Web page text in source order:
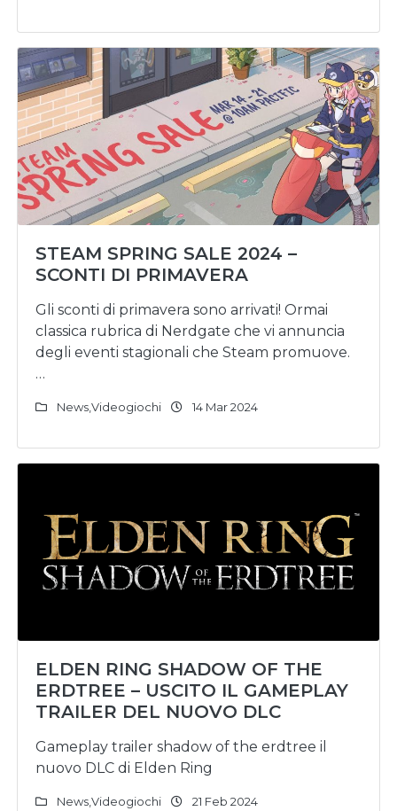
STEAM SPRING SALE 2024 –
SCONTI DI PRIMAVERA
Gli sconti di primavera sono arrivati! Ormai
classica rubrica di Nerdgate che vi annuncia
degli eventi stagionali che Steam promuove.
…
NewsVideogiochi 14 Mar 2024
ELDEN RING SHADOW OF THE
ERDTREE – USCITO IL GAMEPLAY
TRAILER DEL NUOVO DLC
Gameplay trailer shadow of the erdtree il
nuovo DLC di Elden Ring
NewsVideogiochi 21 Feb 2024